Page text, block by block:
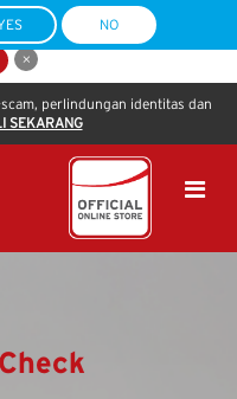
NO
. Kunjungi situs tokoUnited
untuk lokasi Anda.
perlindungan identitas dan
SEKARANG